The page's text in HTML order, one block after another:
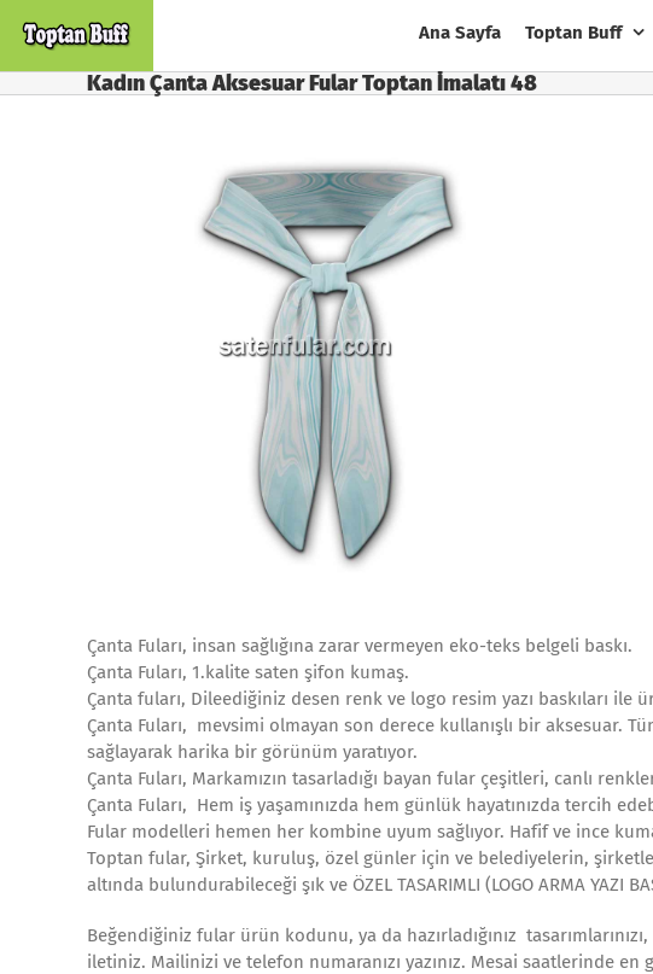
Ana Sayfa Toptan Buff
Kadın Çanta Aksesuar Fular Toptan İmalatı 48
Çanta Fuları, insan sağlığına zarar vermeyen eko-teks belgeli baskı.
Çanta Fuları, 1.kalite saten şifon kumaş.
Çanta fuları, Dileediğiniz desen renk ve logo resim yazı baskıları ile
Çanta Fuları, mevsimi olmayan son derece kullanışlı bir aksesuar.
sağlayarak harika bir görünüm yaratıyor.
Çanta Fuları, Markamızın tasarladığı bayan fular çeşitleri, canlı
Çanta Fuları, Hem iş yaşamınızda hem günlük hayatınızda tercih
Fular modelleri hemen her kombine uyum sağlıyor. Hafif ve ince
Toptan fular, Şirket, kuruluş, özel günler için ve belediyelerin,
altında bulundurabileceği şık ve ÖZEL TASARIMLI (LOGO ARMA YAZI
Beğendiğiniz fular ürün kodunu, ya da hazırladığınız
iletiniz. Mailinizi ve telefon numaranızı yazınız. Mesai saatlerinde